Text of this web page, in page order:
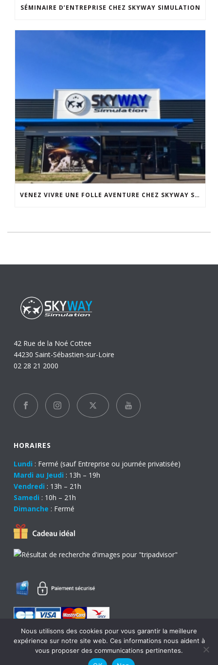
SÉMINAIRE D’ENTREPRISE CHEZ SKYWAY SIMULATION
VENEZ VIVRE UNE FOLLE AVENTURE CHEZ SKYWAY SIMULATION.
42 Rue de la Noé Cottee
44230 Saint-Sébastien-sur-Loire
02 28 21 2000
HORAIRES
Lundi : Fermé (sauf Entreprise ou journée privatisée)
Mardi au Jeudi : 13h – 19h
Vendredi : 13h – 21h
Samedi : 10h – 21h
Dimanche : Fermé
Nous utilisons des cookies pour vous garantir la meilleure
expérience sur notre site web. Ces informations nous aident à
vous proposer des communications pertinentes.